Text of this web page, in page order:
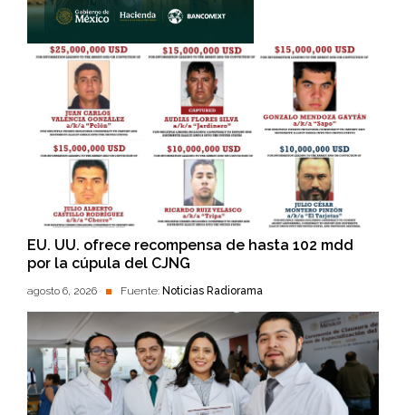
EU. UU. ofrece recompensa de hasta 102 mdd
por la cúpula del CJNG
agosto 6, 2026 Fuente: Noticias Radiorama